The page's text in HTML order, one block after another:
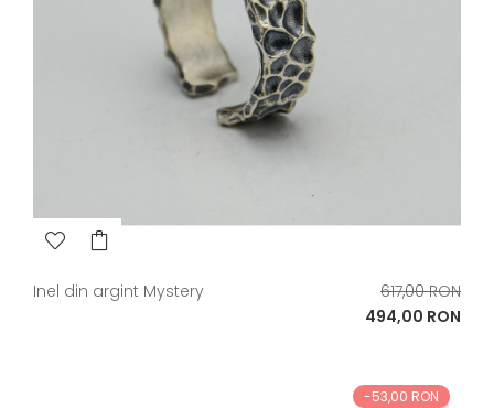
Inel din argint Mystery
Pret
de
617,00 RON
Pret
494,00 RON
-53,00 RON